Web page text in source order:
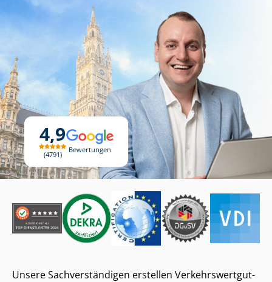
4,9
4791
Bewertungen
Unsere Sach­ver­stän­di­gen erstellen Ver­kehrs­wert­gut­